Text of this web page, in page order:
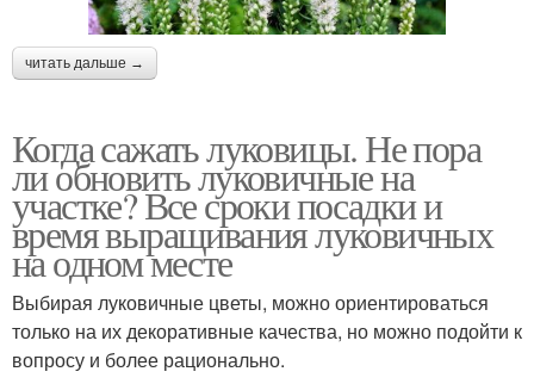
читать дальше →
Когда сажать луковицы. Не пора
ли обновить луковичные на
участке? Все сроки посадки и
время выращивания луковичных
на одном месте
Выбирая луковичные цветы, можно ориентироваться
только на их декоративные качества, но можно подойти к
вопросу и более рационально.